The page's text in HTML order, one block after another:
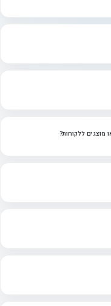
מוצגים ללקוחות?